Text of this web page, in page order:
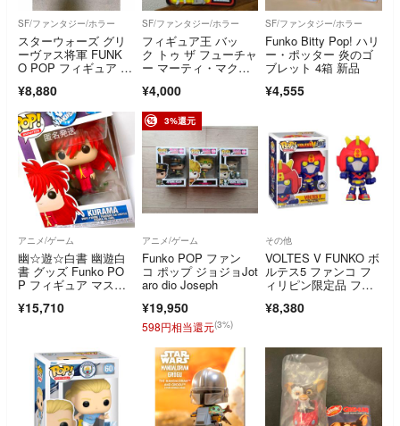
SF/ファンタジー/ホラー
スターウォーズ グリ
ーヴァス将軍 FUNK
O POP フィギュア セ
¥8,880
SF/ファンタジー/ホラー
フィギュア王 バッ
ク トゥ ザ フューチャ
ー マーティ・マクフ
¥4,000
SF/ファンタジー/ホラー
Funko Bitty Pop! ハリ
ー・ポッター 炎のゴ
ブレット 4箱 新品
¥4,555
アニメ/ゲーム
幽☆遊☆白書 幽遊白
書 グッズ Funko PO
P フィギュア マスコ
¥15,710
3%還元
アニメ/ゲーム
Funko POP ファン
コ ポップ ジョジョJot
aro dio Joseph
¥19,950
598円相当還元(3%)
その他
VOLTES V FUNKO ボ
ルテス5 ファンコ フ
ィリピン限定品 フィ
¥8,380